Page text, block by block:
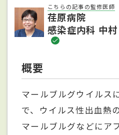
こちらの記事の監修医師
荏原病院
感染症内科 中
概要
マールブルグウイルス
で、ウイルス性出血熱
マールブルグなどにア